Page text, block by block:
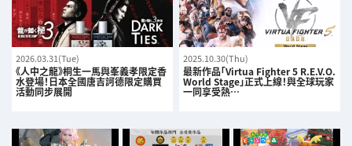
2026.03.31(Tue)
《人中之龍》桐生一馬與峯義孝限定香
水登場！日本全國唐吉訶德限定購買
活動同步展開
2025.10.30(Thu)
最新作品「Virtua Fighter 5 R.E.V.O.
World Stage」正式上線！與全球玩家
一同享受熱…